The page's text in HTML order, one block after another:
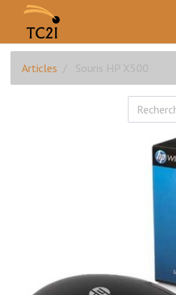
Articles Souris HP X500